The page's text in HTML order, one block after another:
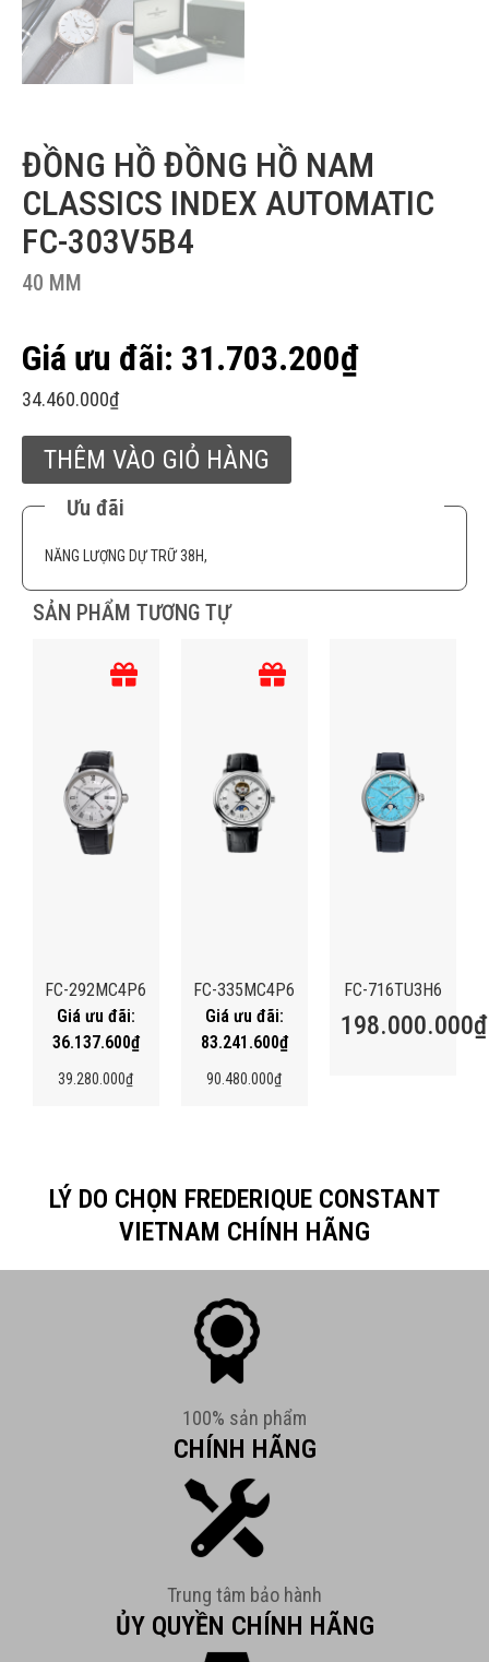
ĐỒNG HỒ ĐỒNG HỒ NAM
CLASSICS INDEX AUTOMATIC
FC-303V5B4
40 MM
34.460.000₫
31.703.200₫
THÊM VÀO GIỎ HÀNG
Ưu đãi
NĂNG LƯỢNG DỰ TRỮ 38H,
SẢN PHẨM TƯƠNG TỰ
FC-292MC4P6
39.280.000₫
36.137.600₫
FC-335MC4P6
90.480.000₫
83.241.600₫
FC-716TU3H6
198.000.000₫
LÝ DO CHỌN FREDERIQUE CONSTANT
VIETNAM CHÍNH HÃNG
100% sản phẩm
CHÍNH HÃNG
Trung tâm bảo hành
ỦY QUYỀN CHÍNH HÃNG